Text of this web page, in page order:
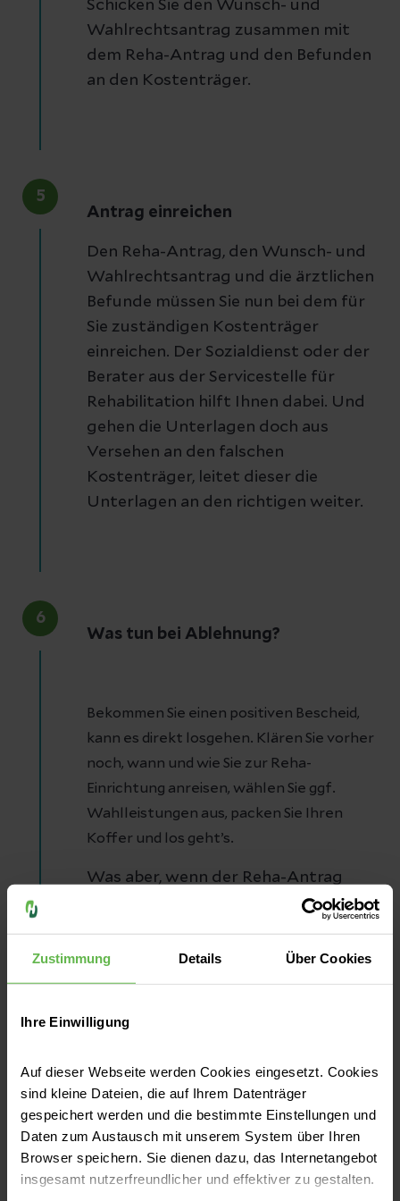
Zustimmung Details Über Cookies
Ihre Einwilligung
Auf dieser Webseite werden Cookies eingesetzt. Cookies
sind kleine Dateien, die auf Ihrem Datenträger
gespeichert werden und die bestimmte Einstellungen und
Daten zum Austausch mit unserem System über Ihren
Browser speichern. Sie dienen dazu, das Internetangebot
insgesamt nutzerfreundlicher und effektiver zu gestalten.
Schicken Sie den Wunsch- und
Wahlrechtsantrag zusammen mit
dem Reha-Antrag und den Befunden
an den Kostenträger.
5
Antrag einreichen
Den Reha-Antrag, den Wunsch- und
Wahlrechtsantrag und die ärztlichen
Befunde müssen Sie nun bei dem für
Sie zuständigen Kostenträger
einreichen. Der Sozialdienst oder der
Berater aus der Servicestelle für
Rehabilitation hilft Ihnen dabei. Und
gehen die Unterlagen doch aus
Versehen an den falschen
Kostenträger, leitet dieser die
Unterlagen an den richtigen weiter.
6
Was tun bei Ablehnung?
Bekommen Sie einen positiven Bescheid,
kann es direkt losgehen. Klären Sie vorher
noch, wann und wie Sie zur Reha-
Einrichtung anreisen, wählen Sie ggf.
Wahlleistungen aus, packen Sie Ihren
Koffer und los geht’s.
Was aber, wenn der Reha-Antrag
In diesem Fall haben Sie ein
der Ablehnung innerhalb eines
doch eine Zusage. Musterformulare
für den Widerspruch finden Sie XXX
in unseren Downloads.